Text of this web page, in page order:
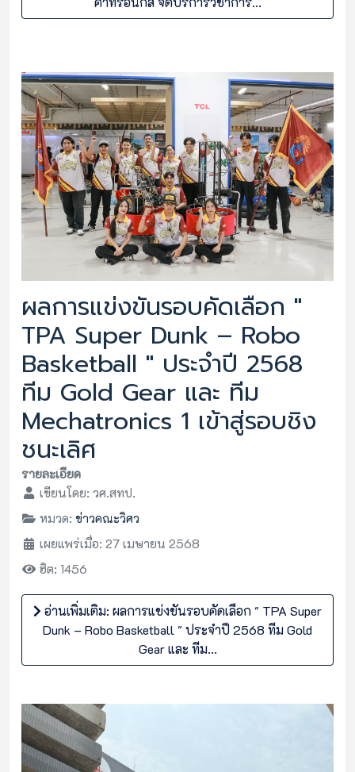
ผลการแข่งขันรอบคัดเลือก "
TPA Super Dunk – Robo
Basketball " ประจำปี 2568
ทีม Gold Gear และ ทีม
Mechatronics 1 เข้าสู่รอบชิง
ชนะเลิศ
รายละเอียด
เขียนโดย: วศ.สทป.
หมวด: ข่าวคณะวิศว
เผยแพร่เมื่อ: 27 เมษายน 2568
ฮิต: 1456
อ่านเพิ่มเติม: ผลการแข่งขันรอบคัดเลือก " TPA Super
Dunk – Robo Basketball " ประจำปี 2568 ทีม Gold
Gear และ ทีม...